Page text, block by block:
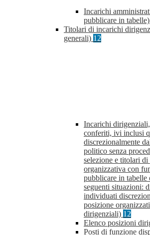
Incarichi
pubblicare in tabelle)
Titolari di incarichi
generali) 12
Incarichi
conferiti, ivi inclusi
discrezionalmente
politico senza
selezione e titolari di
organizzativa con
pubblicare in tabelle
seguenti situazioni:
individuati
posizione
dirigenziali) 12
Elenco posizioni
Posti di funzione